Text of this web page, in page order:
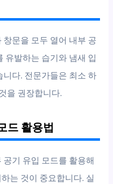
문을 모두 열어 내부 공
유발하는 습기와 냄새 입
다. 전문가들은 최소 하
을 권장합니다.
드 활용법
기 유입 모드를 활용해
는 것이 중요합니다. 실